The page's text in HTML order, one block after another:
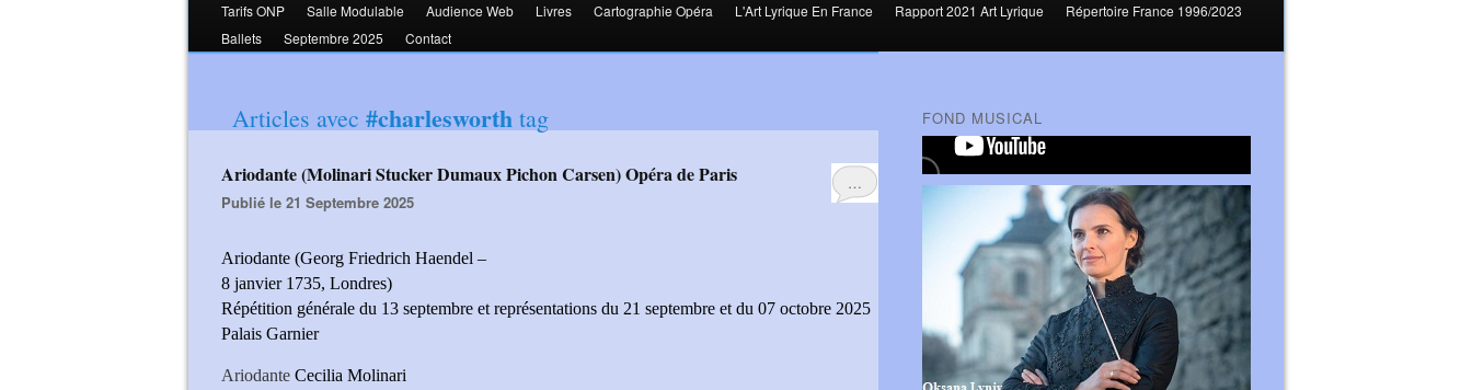
Tarifs ONP
Salle Modulable Audience Web Livres Cartographie Opéra L'Art Lyrique En France Rapport 2021 Art Lyrique
Répertoire France 1996/2023
Ballets
Septembre 2025 Contact
Articles avec #charlesworth tag
…
Ariodante (Molinari Stucker Dumaux Pichon Carsen) Opéra de Paris
Publié le 21 Septembre 2025
Ariodante (Georg Friedrich Haendel –
8 janvier 1735, Londres)
Répétition générale du 13 septembre et représentations du 21 septembre et du 07 octobre 2025
Palais Garnier
Ariodante Cecilia Molinari
FOND MUSICAL